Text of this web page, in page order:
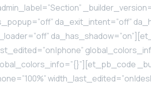
da_exit_intent=”off”